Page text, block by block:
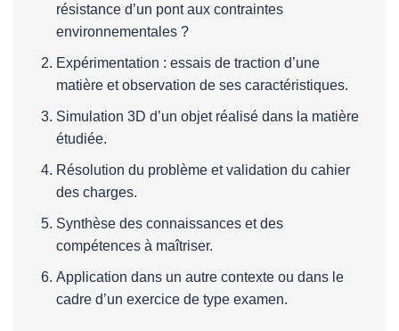
résistance d’un pont aux contraintes
environnementales ?
Expérimentation : essais de traction d’une
matière et observation de ses caractéristiques.
Simulation 3D d’un objet réalisé dans la matière
étudiée.
Résolution du problème et validation du cahier
des charges.
Synthèse des connaissances et des
compétences à maîtriser.
Application dans un autre contexte ou dans le
cadre d’un exercice de type examen.